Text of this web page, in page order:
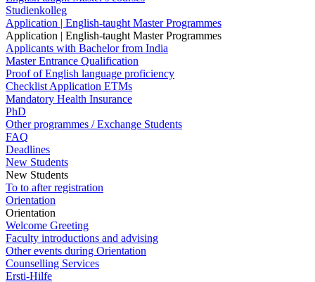
Studienkolleg
Application | English-taught Master Programmes
Application | English-taught Master Programmes
Applicants with Bachelor from India
Master Entrance Qualification
Proof of English language proficiency
Checklist Application ETMs
Mandatory Health Insurance
PhD
Other programmes / Exchange Students
FAQ
Deadlines
New Students
New Students
To to after registration
Orientation
Orientation
Welcome Greeting
Faculty introductions and advising
Other events during Orientation
Counselling Services
Ersti-Hilfe